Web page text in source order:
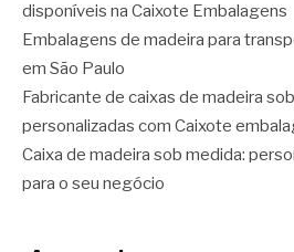
disponíveis na Caixote Embalagens
Embalagens de madeira para
em São Paulo
Fabricante de caixas de madeira
personalizadas com Caixote
Caixa de madeira sob medida:
para o seu negócio